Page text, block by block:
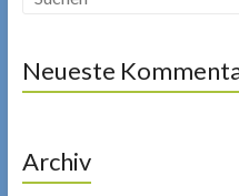
Neueste
Archiv